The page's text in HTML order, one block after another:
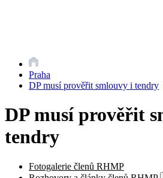
Praha
DP musí prověřit smlouvy i tendry
DP musí prověřit
tendry
Fotogalerie členů RHMP